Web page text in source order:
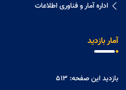
اداره آمار و فناوری اطلاعات
آمار بازدید
بازدید این صفحه: 513